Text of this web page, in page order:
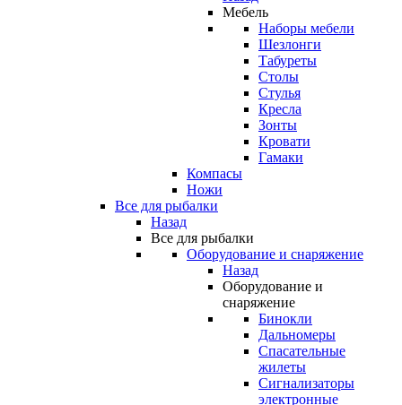
Мебель
Наборы мебели
Шезлонги
Табуреты
Столы
Стулья
Кресла
Зонты
Кровати
Гамаки
Компасы
Ножи
Все для рыбалки
Назад
Все для рыбалки
Оборудование и снаряжение
Назад
Оборудование и
снаряжение
Бинокли
Дальномеры
Спасательные
жилеты
Сигнализаторы
электронные